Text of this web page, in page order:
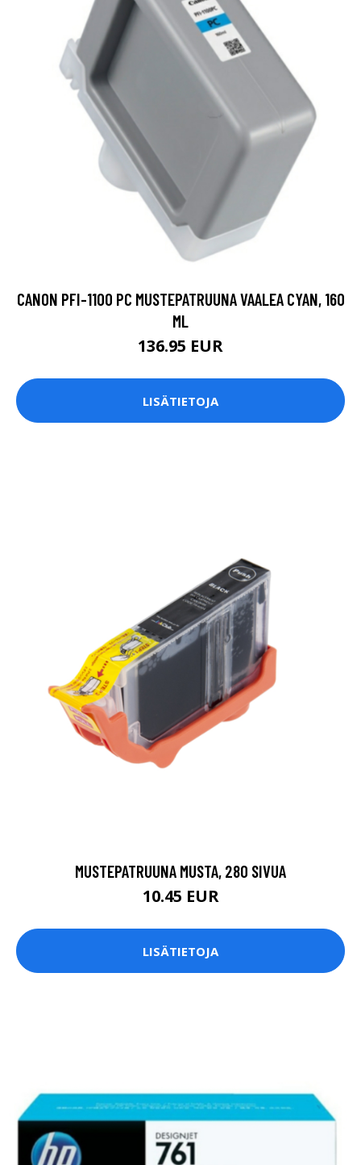
CANON PFI-1100 PC MUSTEPATRUUNA VAALEA CYAN, 160
ML
136.95 EUR
LISÄTIETOJA
MUSTEPATRUUNA MUSTA, 280 SIVUA
10.45 EUR
LISÄTIETOJA